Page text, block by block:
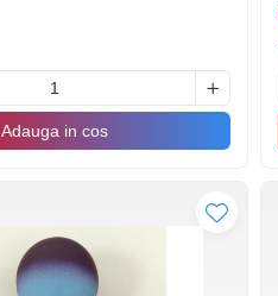
Adauga in cos